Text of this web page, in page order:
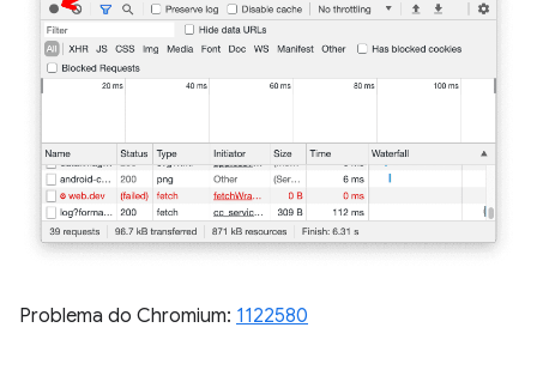
Problema do Chromium: 1122580